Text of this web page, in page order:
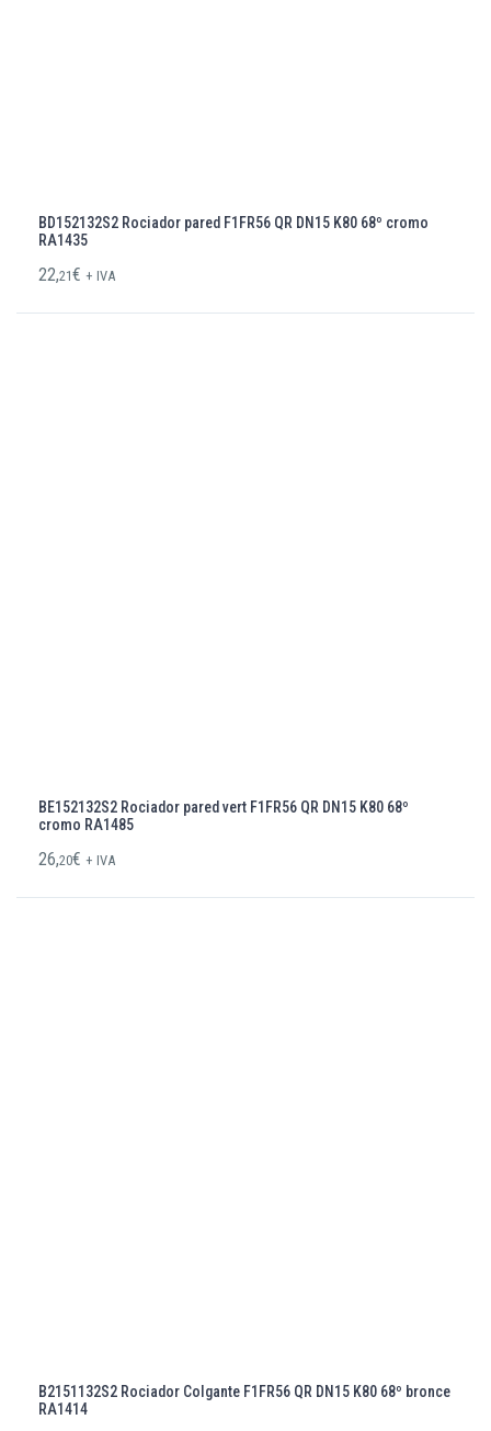
BD152132S2 Rociador pared F1FR56 QR DN15 K80 68º cromo
RA1435
22,21€ + IVA
BE152132S2 Rociador pared vert F1FR56 QR DN15 K80 68º
cromo RA1485
26,20€ + IVA
B2151132S2 Rociador Colgante F1FR56 QR DN15 K80 68º bronce
RA1414